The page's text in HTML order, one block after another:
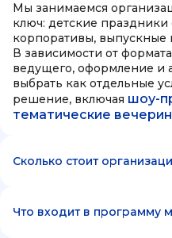
Мы занимаемся
ключ: детские праздники
корпоративы, выпускные
В зависимости от
ведущего, оформление и
выбрать как отдельные
решение, включая шоу-
тематические
Сколько стоит
Что входит в программу